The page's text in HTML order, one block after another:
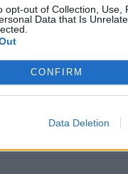
opt-out of Collection, Use,
Data that Is
CONFIRM
Data Deletion